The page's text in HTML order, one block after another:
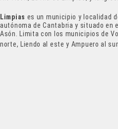
Limpias es un municipio y localidad
autónoma de Cantabria y situado en
Asón. Limita con los municipios de
norte, Liendo al este y Ampuero al sur.